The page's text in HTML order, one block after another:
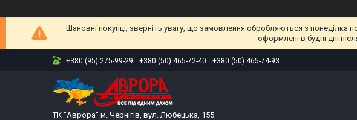
Шановні покупці, зверніть увагу, що замовлення обробляються з
оформлені в будні дні
+380 (95) 275-99-29 +380 (50) 465-72-40 +380 (50) 465-74-93
ТК "Аврора" м. Чернігів, вул. Любецька, 155